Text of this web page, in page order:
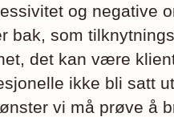
og negative
bak, som
det kan være
ikke bli satt
vi må prøve å